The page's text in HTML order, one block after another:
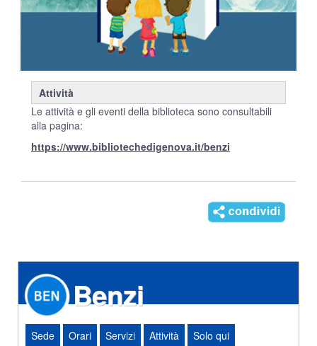
Attività
Le attività e gli eventi della biblioteca sono consultabili
alla pagina:
https://www.bibliotechedigenova.it/benzi
Benzi
Sede Orari Servizi Attività Solo qui